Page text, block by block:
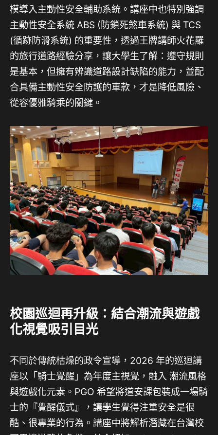
模導入主動性安全輔助系統。講座中也特別強調
主動性安全系統 ABS (防鎖死煞車系統) 與 TCS
(循跡防滑系統) 的重要性，透過王牌講師火花羅
的旅行道路經驗分享，讓大學生了解：遵守規則
是基本，但擁有辨識道路設計缺陷的能力，並配
合具備主動性安全防護的車款，才是降低風險、
從容優雅騎乘的關鍵。
校園巡迴再升級：結合潮流與遊戲
化視覺吸引目光
不同於傳統枯燥的政令宣導，2026 年的巡迴講
座以「騎士覺醒」為年度主視覺，融入 潮流風格
與遊戲化元素。PGO 希望將道安課包裝成一場騎
士的『覺醒儀式』，讓學生覺得注重安全是很
酷、很專業的行為。講座中將解析潛藏在台灣校